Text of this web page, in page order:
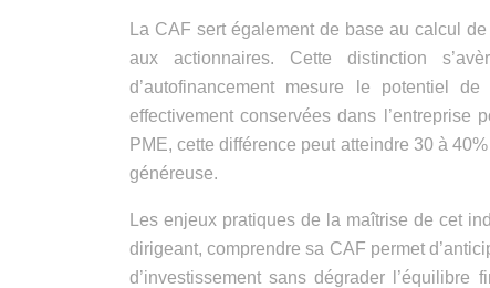
La CAF sert également de base au calcul
aux actionnaires. Cette distinction
d’autofinancement mesure le potentiel
effectivement conservées dans
PME, cette différence peut atteindre 30 à
généreuse.
Les enjeux pratiques de la maîtrise de cet
dirigeant, comprendre sa CAF permet
d’investissement sans dégrader